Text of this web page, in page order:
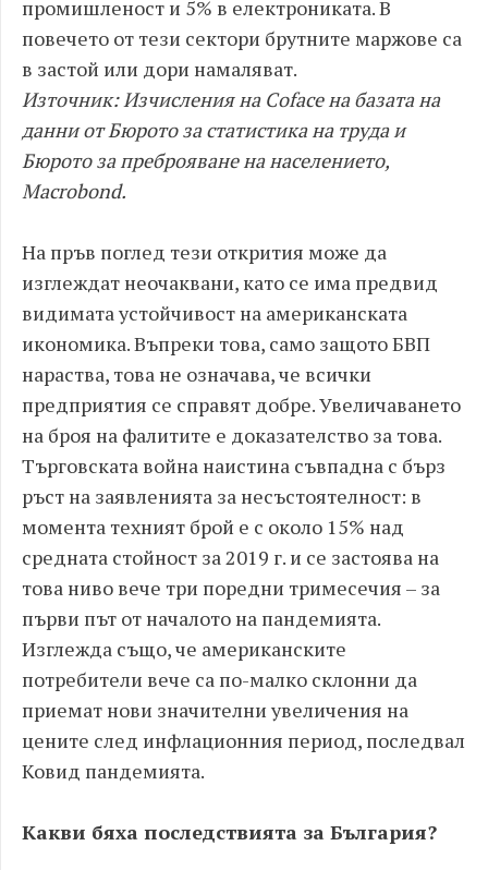
промишленост и 5% в електрониката. В
повечето от тези сектори брутните маржове са
в застой или дори намаляват.
Източник: Изчисления на Coface на базата на
данни от Бюрото за статистика на труда и
Бюрото за преброяване на населението,
Macrobond.
На пръв поглед тези открития може да
изглеждат неочаквани, като се има предвид
видимата устойчивост на американската
икономика. Въпреки това, само защото БВП
нараства, това не означава, че всички
предприятия се справят добре. Увеличаването
на броя на фалитите е доказателство за това.
Търговската война наистина съвпадна с бърз
ръст на заявленията за несъстоятелност: в
момента техният брой е с около 15% над
средната стойност за 2019 г. и се застоява на
това ниво вече три поредни тримесечия – за
първи път от началото на пандемията.
Изглежда също, че американските
потребители вече са по-малко склонни да
приемат нови значителни увеличения на
цените след инфлационния период, последвал
Ковид пандемията.
Какви бяха последствията за България?